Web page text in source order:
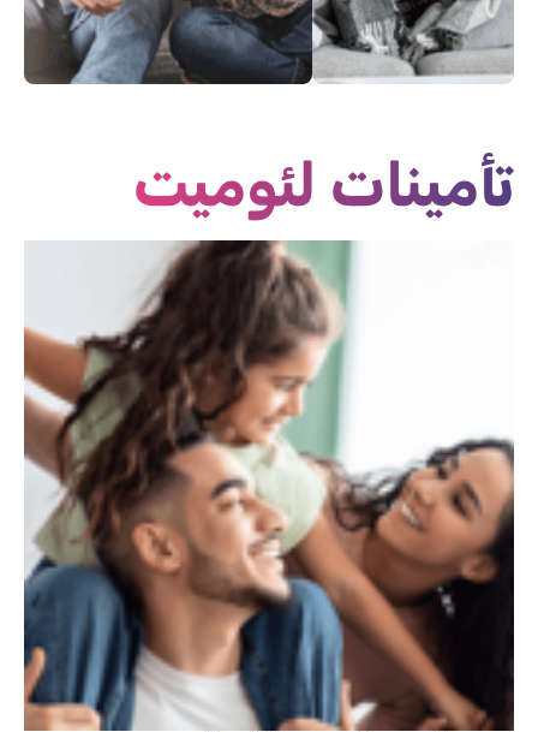
جيدة
تأمينات لئوميت